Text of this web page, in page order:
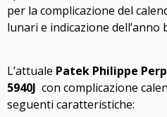
per la complicazione del
lunari e indicazione dell’anno
L’attuale Patek Philippe
5940J con complicazione
seguenti caratteristiche: